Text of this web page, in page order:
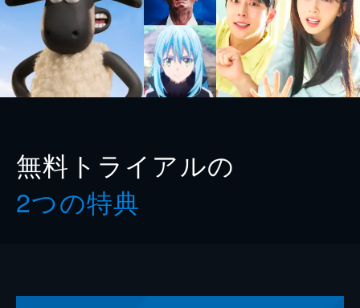
無料トライアルの
2つの特典